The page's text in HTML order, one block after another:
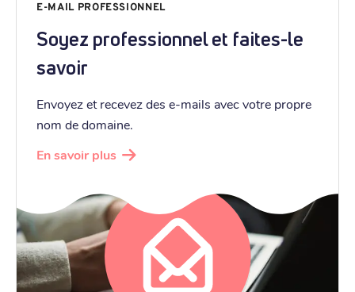
E-MAIL PROFESSIONNEL
Soyez professionnel et faites-le
savoir
Envoyez et recevez des e-mails avec votre propre
nom de domaine.
En savoir plus